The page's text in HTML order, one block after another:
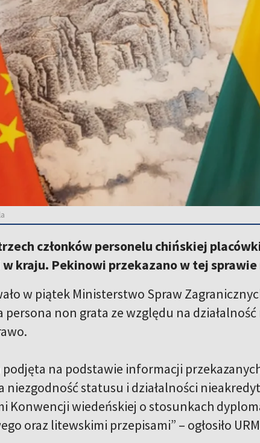
członków personelu chińskiej
kraju. Pekinowi przekazano w tej
w piątek Ministerstwo Spraw
persona non grata ze względu na
podjęta na podstawie informacji
niezgodność statusu i działalności
Konwencji wiedeńskiej o stosunkach
oraz litewskimi przepisami” – ogłosiło